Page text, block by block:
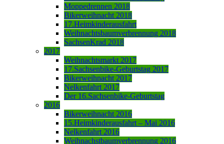
Moppedrennen 2018
Bikerweihnacht 2018
17.Heimkinderausfahrt
Weihnachtsbaumverbrennung 2018
SachsenKrad 2018
2017
Weihnachtsmarkt 2017
17.Sachsenbike-Geburtstag 2017
Bikerweihnacht 2017
Nelkenfahrt 2017
Der 16.Sachsenbike-Geburtstag
2016
Bikerweihnacht 2016
15.Heimkinderausfahrt – Mai 2016
Nelkenfahrt 2016
Weihnachstbaumverbrennung 2016